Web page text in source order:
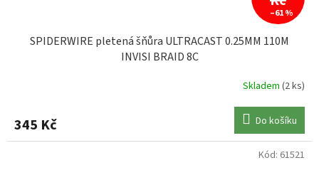
–61 %
SPIDERWIRE pletená šňůra ULTRACAST 0.25MM 110M
INVISI BRAID 8C
Skladem (2 ks)
345 Kč Do košíku
Kód: 61521